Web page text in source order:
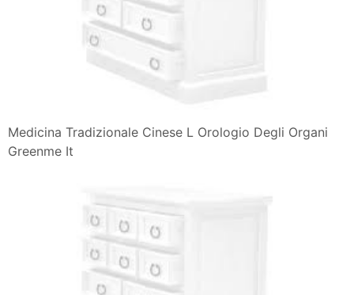
Medicina Tradizionale Cinese L Orologio Degli Organi
Greenme It